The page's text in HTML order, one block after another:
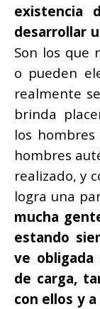
existencia
desarrollar
Son los que
o pueden
realmente
brinda
los
hombres
realizado, y
logra una
mucha
estando
ve
de carga,
con ellos y